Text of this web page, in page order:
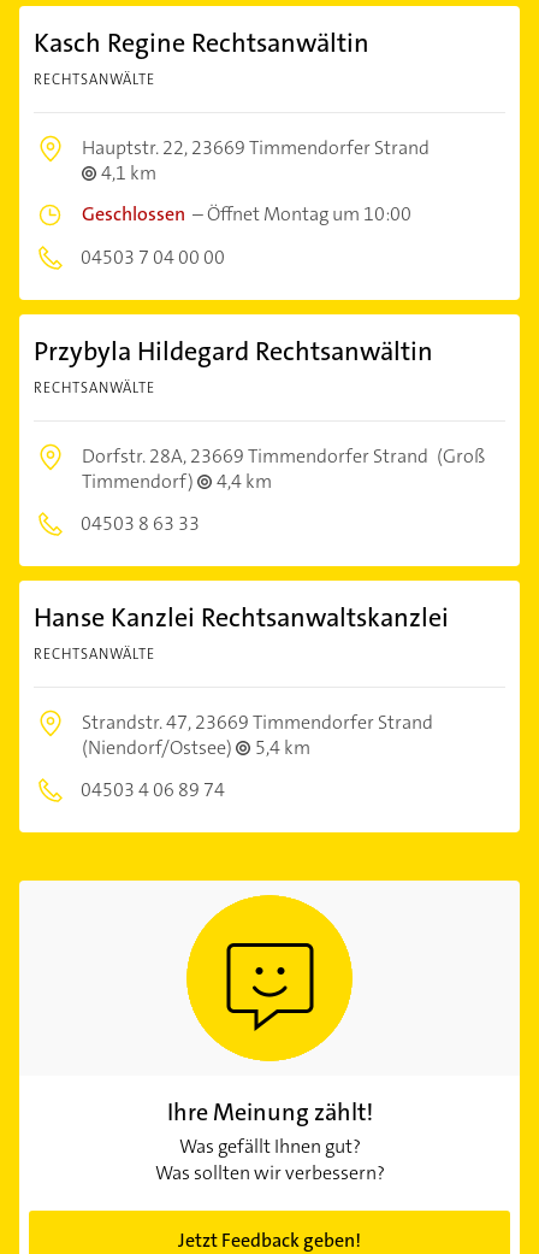
Kasch Regine Rechtsanwältin
RECHTSANWÄLTE
Hauptstr. 22,23669 Timmendorfer Strand
4,1 km
Geschlossen –Öffnet Montag um 10:00
04503 7 04 00 00
Przybyla Hildegard Rechtsanwältin
RECHTSANWÄLTE
Dorfstr. 28A,23669 Timmendorfer Strand (Groß
Timmendorf)
4,4 km
04503 8 63 33
Hanse Kanzlei Rechtsanwaltskanzlei
RECHTSANWÄLTE
Strandstr. 47,23669 Timmendorfer Strand
(Niendorf/Ostsee)
5,4 km
04503 4 06 89 74
Ihre Meinung zählt!
Was gefällt Ihnen gut?
Was sollten wir verbessern?
Jetzt Feedback geben!